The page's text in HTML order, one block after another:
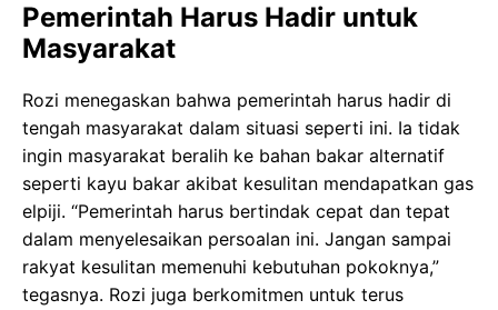
Pemerintah Harus Hadir untuk
Masyarakat
Rozi menegaskan bahwa pemerintah harus hadir di
tengah masyarakat dalam situasi seperti ini. Ia tidak
ingin masyarakat beralih ke bahan bakar alternatif
seperti kayu bakar akibat kesulitan mendapatkan gas
elpiji. “Pemerintah harus bertindak cepat dan tepat
dalam menyelesaikan persoalan ini. Jangan sampai
rakyat kesulitan memenuhi kebutuhan pokoknya,”
tegasnya. Rozi juga berkomitmen untuk terus